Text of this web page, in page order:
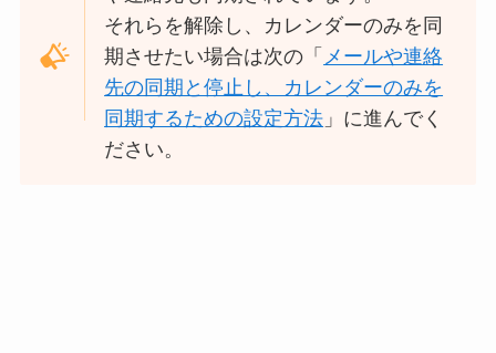
それらを解除し、カレンダーのみを同
期させたい場合は次の「 メールや連絡
先の同期と停止し、カレンダーのみを
同期するための設定方法 」に進んでく
ださい。